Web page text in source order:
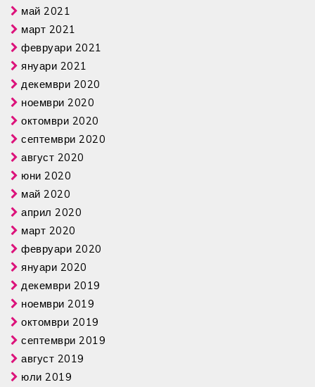
май 2021
март 2021
февруари 2021
януари 2021
декември 2020
ноември 2020
октомври 2020
септември 2020
август 2020
юни 2020
май 2020
април 2020
март 2020
февруари 2020
януари 2020
декември 2019
ноември 2019
октомври 2019
септември 2019
август 2019
юли 2019